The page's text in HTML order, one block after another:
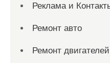
Реклама и
Ремонт авто
Ремонт двигателей